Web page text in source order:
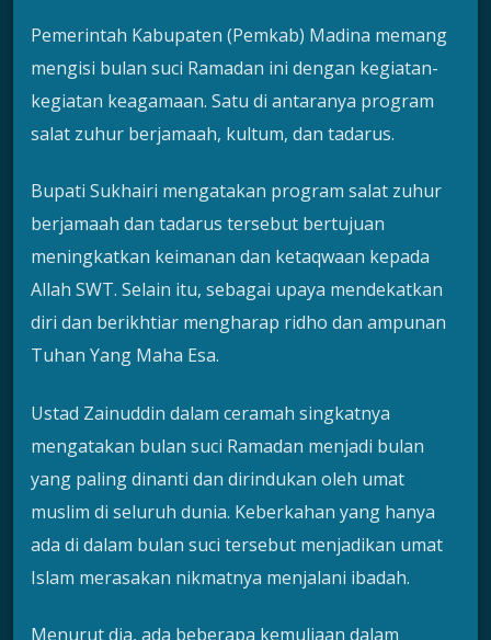
Pemerintah Kabupaten (Pemkab) Madina memang
mengisi bulan suci Ramadan ini dengan kegiatan-
kegiatan keagamaan. Satu di antaranya program
salat zuhur berjamaah, kultum, dan tadarus.
Bupati Sukhairi mengatakan program salat zuhur
berjamaah dan tadarus tersebut bertujuan
meningkatkan keimanan dan ketaqwaan kepada
Allah SWT. Selain itu, sebagai upaya mendekatkan
diri dan berikhtiar mengharap ridho dan ampunan
Tuhan Yang Maha Esa.
Ustad Zainuddin dalam ceramah singkatnya
mengatakan bulan suci Ramadan menjadi bulan
yang paling dinanti dan dirindukan oleh umat
muslim di seluruh dunia. Keberkahan yang hanya
ada di dalam bulan suci tersebut menjadikan umat
Islam merasakan nikmatnya menjalani ibadah.
Menurut dia, ada beberapa kemuliaan dalam